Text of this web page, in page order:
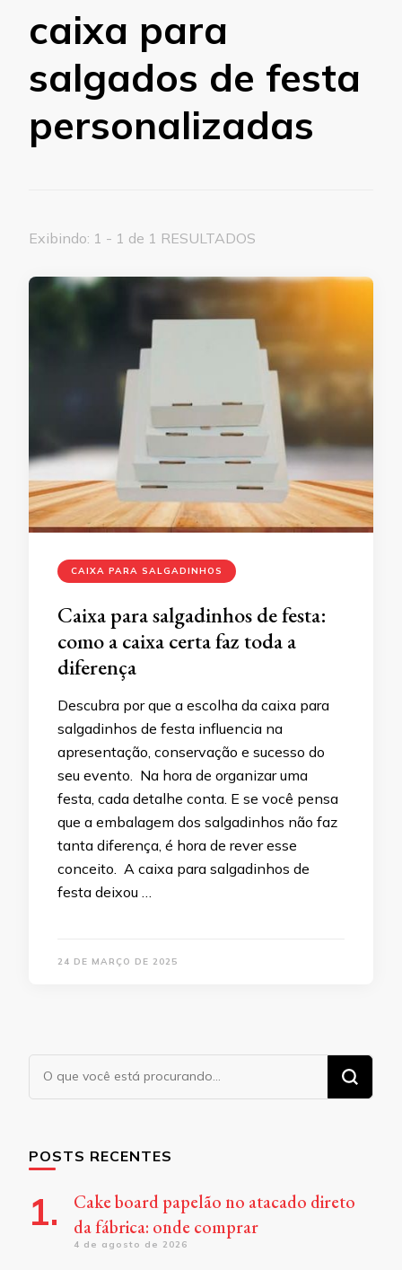
caixa para
salgados de festa
personalizadas
Exibindo: 1 - 1 de 1 RESULTADOS
CAIXA PARA SALGADINHOS
Caixa para salgadinhos de festa:
como a caixa certa faz toda a
diferença
Descubra por que a escolha da caixa para
salgadinhos de festa influencia na
apresentação, conservação e sucesso do
seu evento. Na hora de organizar uma
festa, cada detalhe conta. E se você pensa
que a embalagem dos salgadinhos não faz
tanta diferença, é hora de rever esse
conceito. A caixa para salgadinhos de
festa deixou …
24 DE MARÇO DE 2025
Procurando
algo?
POSTS RECENTES
Cake board papelão no atacado direto
da fábrica: onde comprar
4 de agosto de 2026